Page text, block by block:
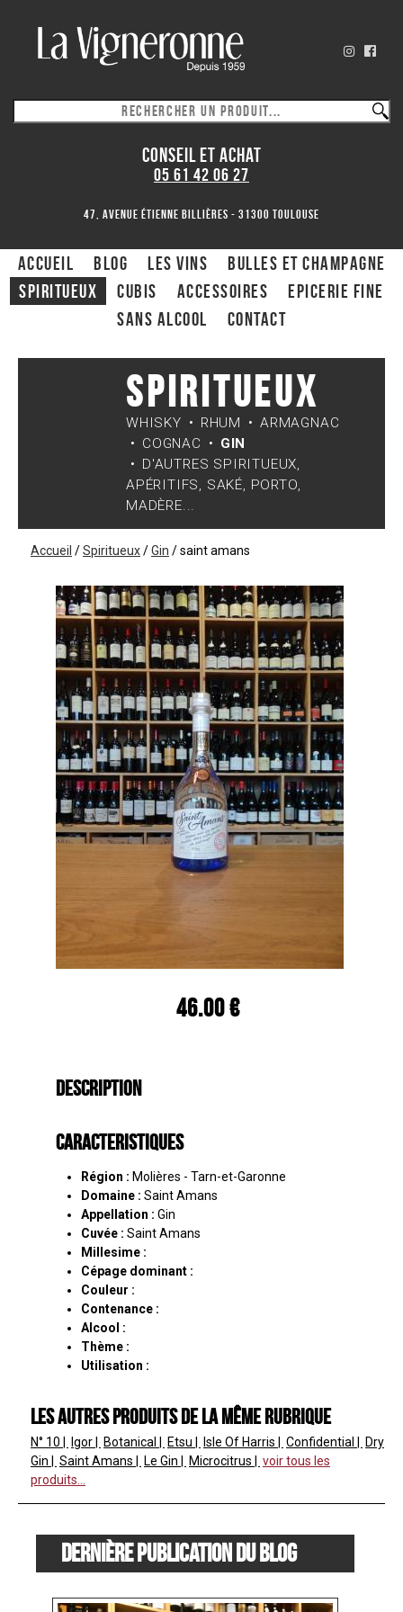
CONSEIL ET ACHAT
05 61 42 06 27
47, avenue Étienne Billières - 31300 toulouse
ACCUEIL Blog Les Vins
Bulles et Champagne
Spiritueux
CUBIS ACCESSOIRES
Epicerie fine
Sans alcool
Contact
Spiritueux
WHISKY RHUM
ARMAGNAC
COGNAC
GIN
D'AUTRES SPIRITUEUX,
APÉRITIFS, SAKÉ, PORTO,
MADÈRE...
Accueil /Spiritueux/Gin /saint amans
46.00 €
Description
Caracteristiques
Région : Molières - Tarn-et-Garonne
Domaine : Saint Amans
Appellation : Gin
Cuvée : Saint Amans
Millesime :
Cépage dominant :
Couleur :
Contenance :
Alcool :
Thème :
Utilisation :
Les autres produits de la même rubrique
N° 10 Igor Botanical Etsu Isle Of Harris Confidential
Dry
Gin
Saint Amans Le Gin Microcitrus
voir tous les
produits...
Dernière publication du blog